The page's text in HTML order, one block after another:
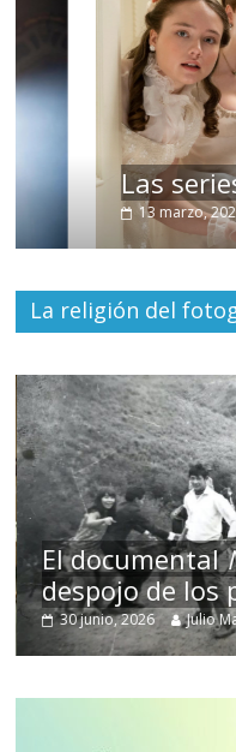
Las series-
13 marzo, 2026 Julio
La religión del
El documental
despojo de los
30 junio, 2026 Julio